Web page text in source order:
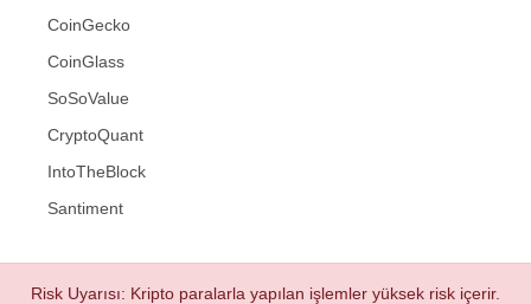
CoinGecko
CoinGlass
SoSoValue
CryptoQuant
IntoTheBlock
Santiment
Risk Uyarısı: Kripto paralarla yapılan işlemler yüksek risk içerir.